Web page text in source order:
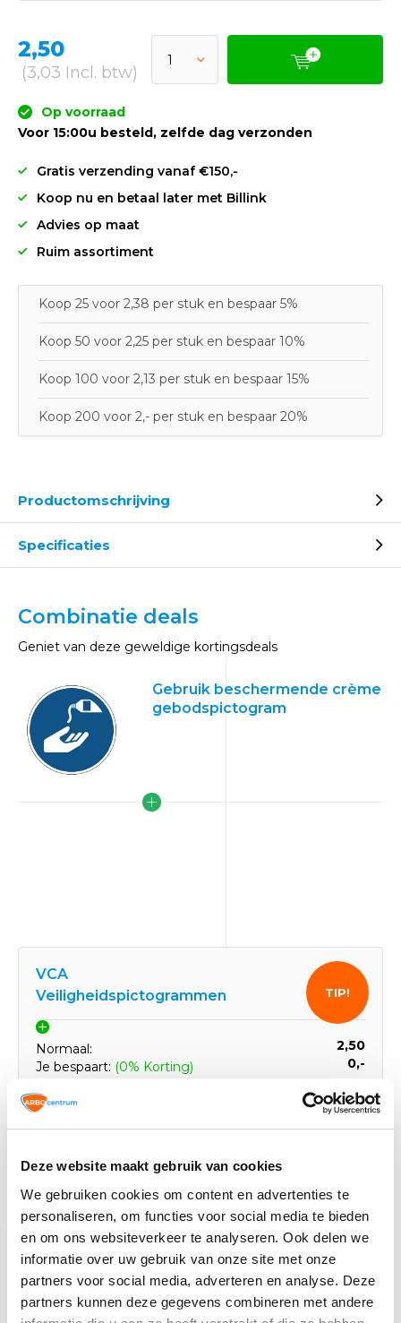
Deze website maakt gebruik van cookies
We gebruiken cookies om content en advertenties te
personaliseren, om functies voor social media te bieden
en om ons websiteverkeer te analyseren. Ook delen we
informatie over uw gebruik van onze site met onze
partners voor social media, adverteren en analyse. Deze
partners kunnen deze gegevens combineren met andere
2,50
(3,03 Incl. btw)
Op voorraad
Voor 15:00u besteld, zelfde dag verzonden
Gratis verzending vanaf €150,-
Koop nu en betaal later met Billink
Advies op maat
Ruim assortiment
Koop 25 voor 2,38 per stuk en bespaar 5%
Koop 50 voor 2,25 per stuk en bespaar 10%
Koop 100 voor 2,13 per stuk en bespaar 15%
Koop 200 voor 2,- per stuk en bespaar 20%
Productomschrijving
Specificaties
Combinatie deals
Geniet van deze geweldige kortingsdeals
Gebruik beschermende crème
gebodspictogram
VCA
Veiligheidspictogrammen
Normaal:
2,50
Je bespaart: (0% Korting) 0,-
Totaalbedrag: 2,50
TIP!
Tijdelijk uitverkocht
Gerelateerde producten